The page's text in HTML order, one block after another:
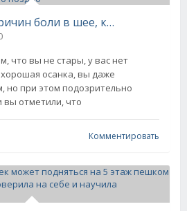
5 неочевидных причин боли в шее, которые пора устранить, пока не стало поздно
что вы не стары, у вас нет
осанка, вы даже
но при этом подозрительно
вы отметили, что
Комментировать